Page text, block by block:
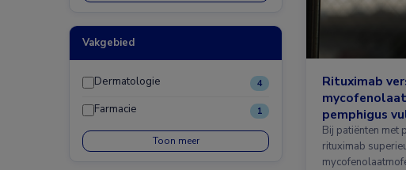
Vakgebied
Dermatologie 4
Farmacie 1
Toon meer
Rituximab
pemphigus
Bij patiënten met
rituximab